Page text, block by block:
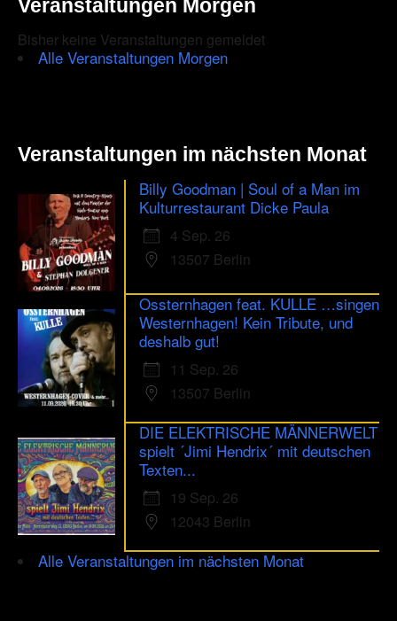
Veranstaltungen Morgen
Bisher keine Veranstaltungen gemeldet
Alle Veranstaltungen Morgen
Veranstaltungen im nächsten Monat
Billy Goodman | Soul of a Man im
Kulturrestaurant Dicke Paula
4 Sep. 26
13507 Berlin
Ossternhagen feat. KULLE …singen
Westernhagen! Kein Tribute, und
deshalb gut!
11 Sep. 26
13507 Berlin
DIE ELEKTRISCHE MÄNNERWELT
spielt ´Jimi Hendrix´ mit deutschen
Texten...
19 Sep. 26
12043 Berlin
Alle Veranstaltungen im nächsten Monat